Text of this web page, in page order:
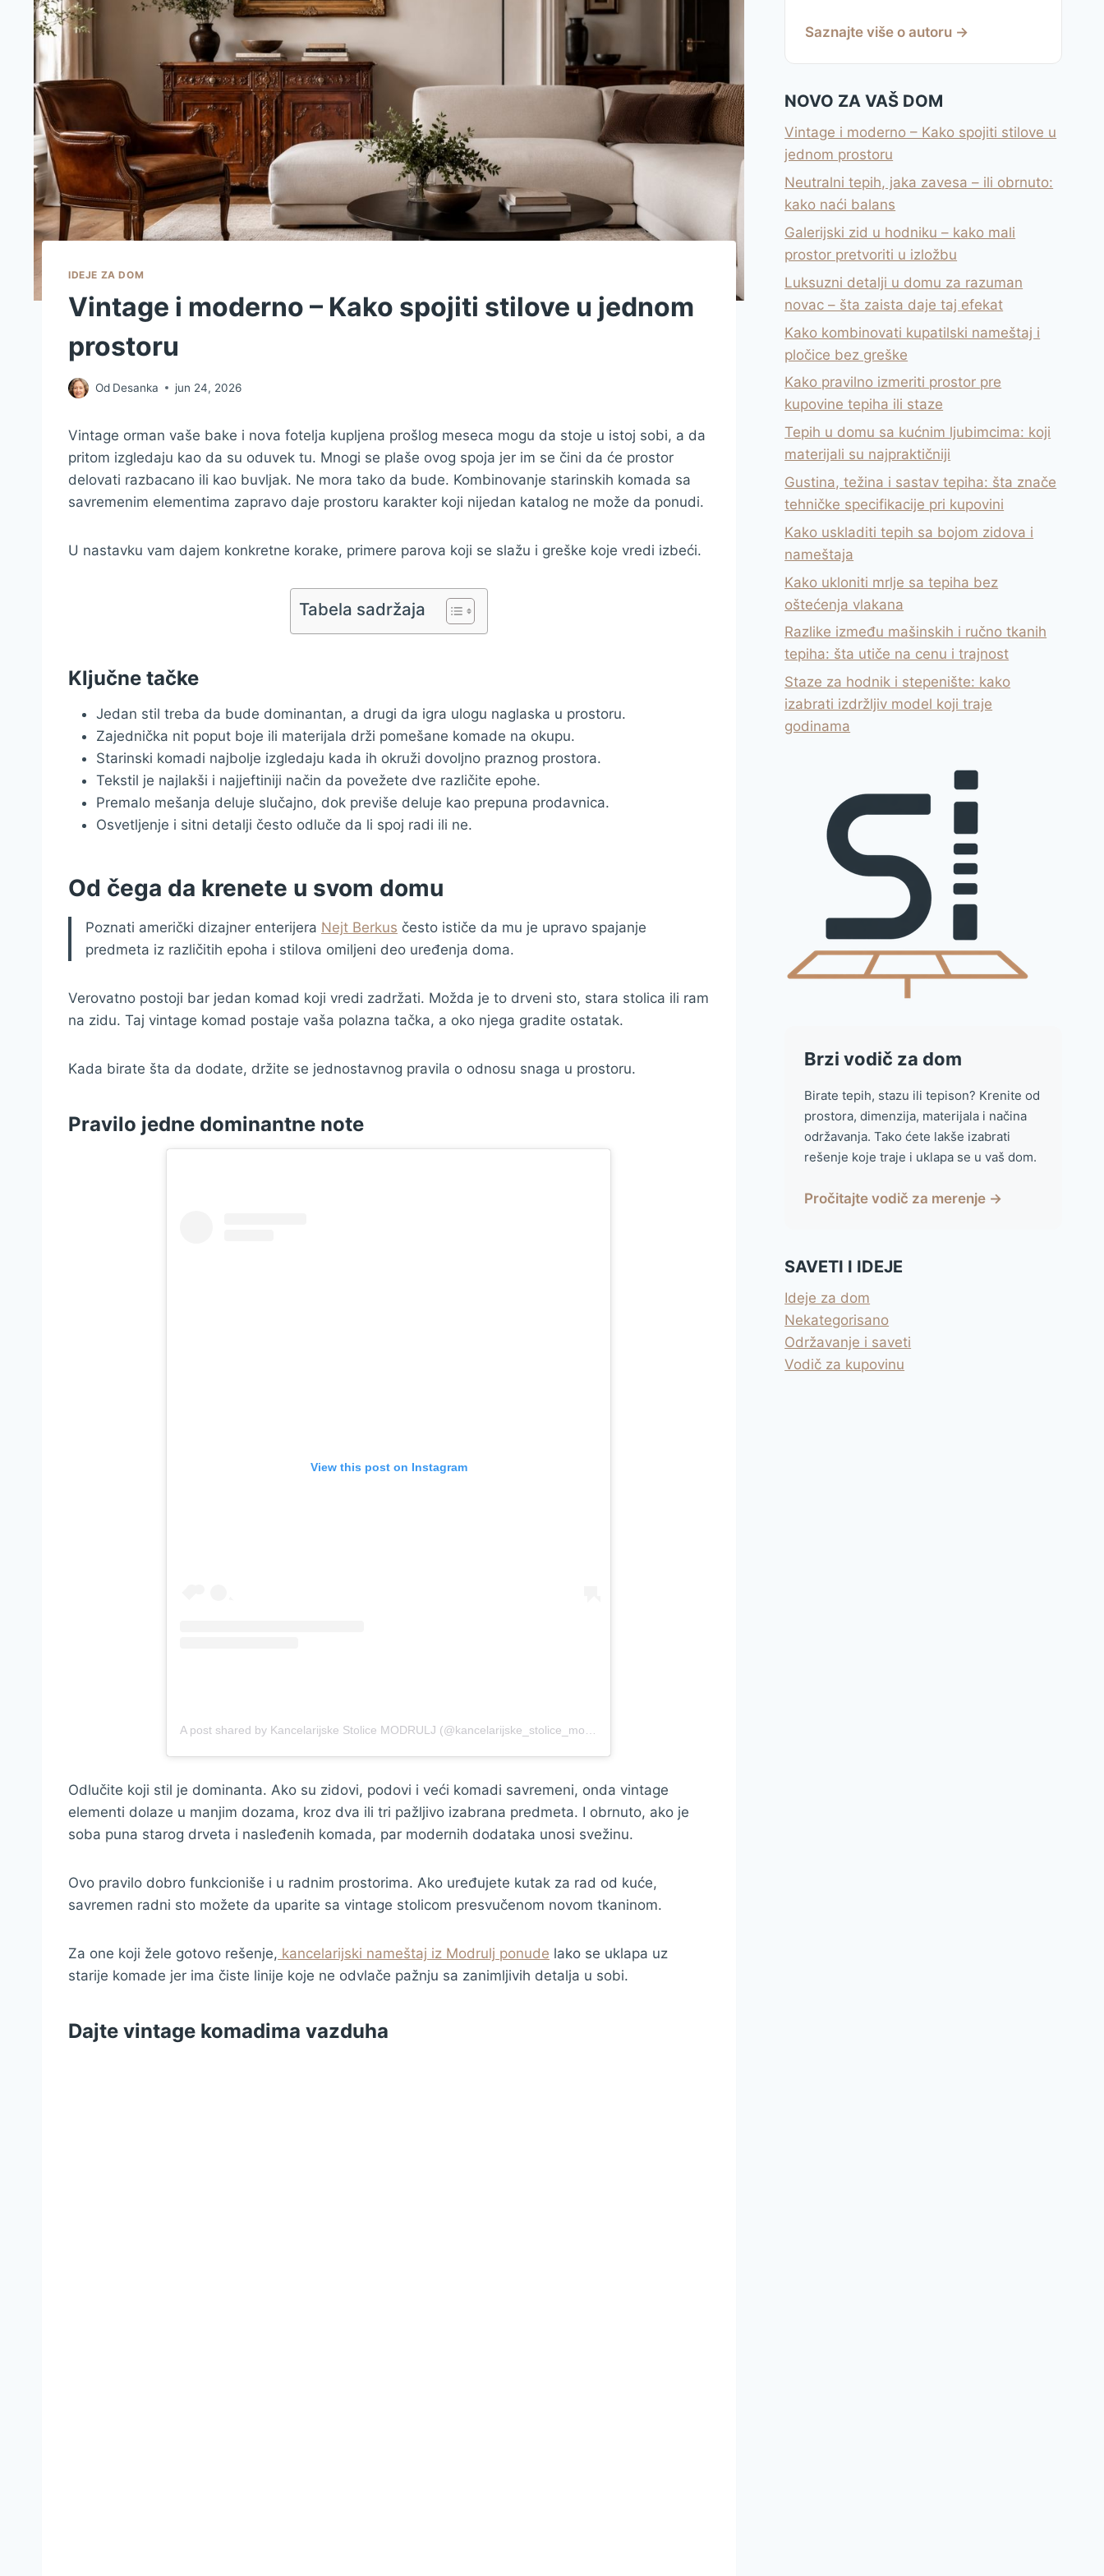
IDEJE ZA DOM
Vintage i moderno – Kako spojiti stilove u jednom
prostoru
Od Desanka jun 24, 2026
Vintage orman vaše bake i nova fotelja kupljena prošlog meseca mogu da stoje u istoj sobi, a da
pritom izgledaju kao da su oduvek tu. Mnogi se plaše ovog spoja jer im se čini da će prostor
delovati razbacano ili kao buvljak. Ne mora tako da bude. Kombinovanje starinskih komada sa
savremenim elementima zapravo daje prostoru karakter koji nijedan katalog ne može da ponudi.
U nastavku vam dajem konkretne korake, primere parova koji se slažu i greške koje vredi izbeći.
Tabela sadržaja
Ključne tačke
Jedan stil treba da bude dominantan, a drugi da igra ulogu naglaska u prostoru.
Zajednička nit poput boje ili materijala drži pomešane komade na okupu.
Starinski komadi najbolje izgledaju kada ih okruži dovoljno praznog prostora.
Tekstil je najlakši i najjeftiniji način da povežete dve različite epohe.
Premalo mešanja deluje slučajno, dok previše deluje kao prepuna prodavnica.
Osvetljenje i sitni detalji često odluče da li spoj radi ili ne.
Od čega da krenete u svom domu
Poznati američki dizajner enterijera Nejt Berkus često ističe da mu je upravo spajanje
predmeta iz različitih epoha i stilova omiljeni deo uređenja doma.
Verovatno postoji bar jedan komad koji vredi zadržati. Možda je to drveni sto, stara stolica ili ram
na zidu. Taj vintage komad postaje vaša polazna tačka, a oko njega gradite ostatak.
Kada birate šta da dodate, držite se jednostavnog pravila o odnosu snaga u prostoru.
Pravilo jedne dominantne note
View this post on Instagram
A post shared by Kancelarijske Stolice MODRULJ (@kancelarijske_stolice_modrulj)
Odlučite koji stil je dominanta. Ako su zidovi, podovi i veći komadi savremeni, onda vintage
elementi dolaze u manjim dozama, kroz dva ili tri pažljivo izabrana predmeta. I obrnuto, ako je
soba puna starog drveta i nasleđenih komada, par modernih dodataka unosi svežinu.
Ovo pravilo dobro funkcioniše i u radnim prostorima. Ako uređujete kutak za rad od kuće,
savremen radni sto možete da uparite sa vintage stolicom presvučenom novom tkaninom.
Za one koji žele gotovo rešenje, kancelarijski nameštaj iz Modrulj ponude lako se uklapa uz
starije komade jer ima čiste linije koje ne odvlače pažnju sa zanimljivih detalja u sobi.
Dajte vintage komadima vazduha
Saznajte više o autoru →
NOVO ZA VAŠ DOM
Vintage i moderno – Kako spojiti stilove u
jednom prostoru
Neutralni tepih, jaka zavesa – ili obrnuto:
kako naći balans
Galerijski zid u hodniku – kako mali
prostor pretvoriti u izložbu
Luksuzni detalji u domu za razuman
novac – šta zaista daje taj efekat
Kako kombinovati kupatilski nameštaj i
pločice bez greške
Kako pravilno izmeriti prostor pre
kupovine tepiha ili staze
Tepih u domu sa kućnim ljubimcima: koji
materijali su najpraktičniji
Gustina, težina i sastav tepiha: šta znače
tehničke specifikacije pri kupovini
Kako uskladiti tepih sa bojom zidova i
nameštaja
Kako ukloniti mrlje sa tepiha bez
oštećenja vlakana
Razlike između mašinskih i ručno tkanih
tepiha: šta utiče na cenu i trajnost
Staze za hodnik i stepenište: kako
izabrati izdržljiv model koji traje
godinama
Brzi vodič za dom
Birate tepih, stazu ili tepison? Krenite od
prostora, dimenzija, materijala i načina
održavanja. Tako ćete lakše izabrati
rešenje koje traje i uklapa se u vaš dom.
Pročitajte vodič za merenje →
SAVETI I IDEJE
Ideje za dom
Nekategorisano
Održavanje i saveti
Vodič za kupovinu